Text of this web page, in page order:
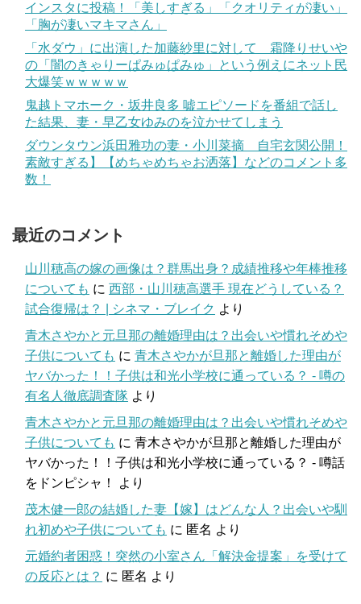
インスタに投稿！「美しすぎる」「クオリティが凄い」
「胸が凄いマキマさん」
「水ダウ」に出演した加藤紗里に対して 霜降りせいや
の「闇のきゃりーぱみゅぱみゅ」という例えにネット民
大爆笑ｗｗｗｗｗ
鬼越トマホーク・坂井良多 嘘エピソードを番組で話し
た結果、妻・早乙女ゆみのを泣かせてしまう
ダウンタウン浜田雅功の妻・小川菜摘 自宅玄関公開！
素敵すぎる】【めちゃめちゃお洒落】などのコメント多
数！
最近のコメント
山川穂高の嫁の画像は？群馬出身？成績推移や年棒推移
についても に 西部・山川穂高選手 現在どうしている？
試合復帰は？ | シネマ・ブレイク より
青木さやかと元旦那の離婚理由は？出会いや慣れそめや
子供についても に 青木さやかが旦那と離婚した理由が
ヤバかった！！子供は和光小学校に通っている？ - 噂の
有名人徹底調査隊 より
青木さやかと元旦那の離婚理由は？出会いや慣れそめや
子供についても に 青木さやかが旦那と離婚した理由が
ヤバかった！！子供は和光小学校に通っている？ - 噂話
をドンピシャ！
より
茂木健一郎の結婚した妻【嫁】はどんな人？出会いや馴
れ初めや子供についても に 匿名 より
元婚約者困惑！突然の小室さん「解決金提案」を受けて
の反応とは？ に 匿名 より